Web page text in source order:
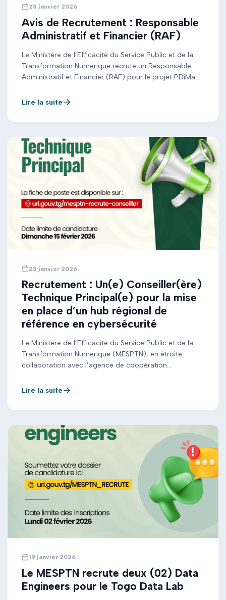
28 janvier 2026
Avis de Recrutement : Responsable
Administratif et Financier (RAF)
Le Ministère de l’Efficacité du Service Public et de la
Transformation Numérique recrute un Responsable
Administratif et Financier (RAF) pour le projet PDiMa
avoir plus de détails sur les missions et les critères de
ou retirer les TDR à l’adresse mentionnée […]
Lire la suite
23 janvier 2026
Recrutement : Un(e) Conseiller(ère)
Technique Principal(e) pour la mise
en place d’un hub régional de
référence en cybersécurité
Le Ministère de l’Efficacité du Service Public et de la
Transformation Numérique (MESPTN), en étroite
collaboration avec l’agence de coopération
candidatures pour le poste de Conseiller Technique
consiste à piloter la création et le déploiement de
Lire la suite
19 janvier 2026
Le MESPTN recrute deux (02) Data
Engineers pour le Togo Data Lab